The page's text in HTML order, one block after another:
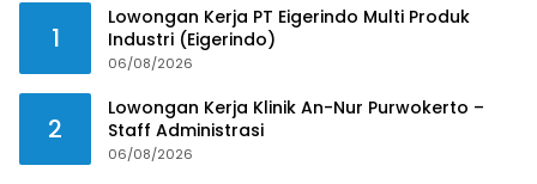
1
Lowongan Kerja PT Eigerindo Multi Produk
Industri (Eigerindo)
06/08/2026
2
Lowongan Kerja Klinik An-Nur Purwokerto –
Staff Administrasi
06/08/2026